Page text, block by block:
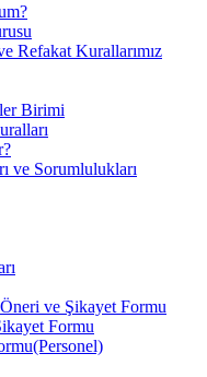
Refakat Kurallarımız
Birimi
ve Sorumlulukları
ve Şikayet Formu
Formu